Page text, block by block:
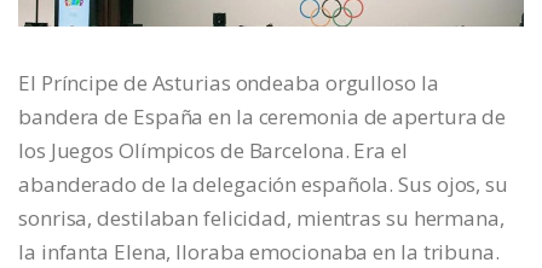
El Príncipe de Asturias ondeaba orgulloso la
bandera de España en la ceremonia de apertura de
los Juegos Olímpicos de Barcelona. Era el
abanderado de la delegación española. Sus ojos, su
sonrisa, destilaban felicidad, mientras su hermana,
la infanta Elena, lloraba emocionaba en la tribuna.